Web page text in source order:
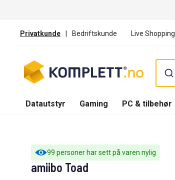
Privatkunde | Bedriftskunde Live Shopping
Datautstyr Gaming PC & tilbehør
99 personer har sett på varen nylig
amiibo Toad